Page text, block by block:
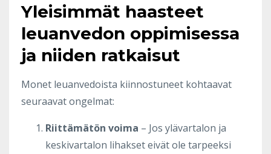
Yleisimmät haasteet
leuanvedon oppimisessa
ja niiden ratkaisut
Monet leuanvedoista kiinnostuneet kohtaavat
seuraavat ongelmat:
Riittämätön voima – Jos ylävartalon ja
keskivartalon lihakset eivät ole tarpeeksi